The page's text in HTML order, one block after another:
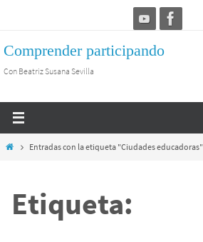
contenido
Comprender participando
Con Beatriz Susana Sevilla
InicioEntradas con la etiqueta "Ciudades educadoras"
Etiqueta: